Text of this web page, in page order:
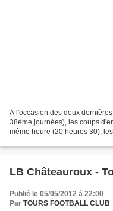
A l'occasion des deux
38ème journées), les coups
même heure (20 heures 30),
LB Châteauroux -
Publié le 05/05/2012 à 22:00
Par TOURS FOOTBALL CLUB